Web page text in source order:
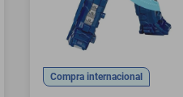
Compra internacional